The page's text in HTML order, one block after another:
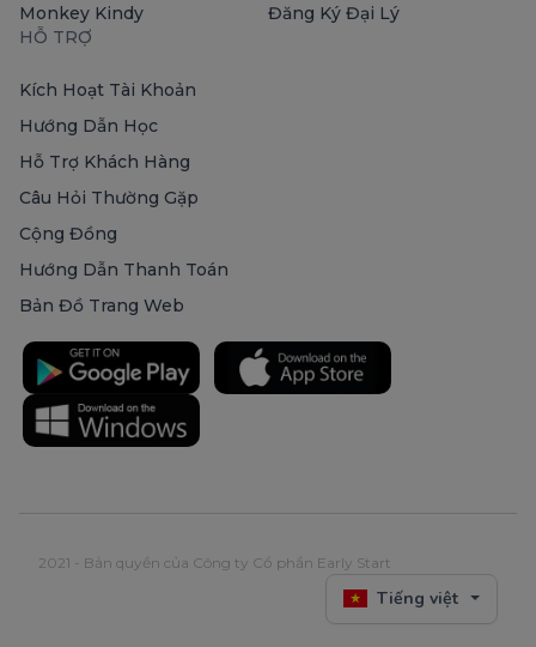
Monkey Kindy
Đăng Ký Đại Lý
HỖ TRỢ
Kích Hoạt Tài Khoản
Hướng Dẫn Học
Hỗ Trợ Khách Hàng
Câu Hỏi Thường Gặp
Cộng Đồng
Hướng Dẫn Thanh Toán
Bản Đồ Trang Web
2021 - Bản quyền của Công ty Cổ phần Early Start
Tiếng việt